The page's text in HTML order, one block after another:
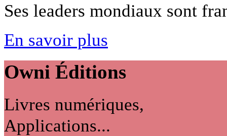
Ses leaders mondiaux sont
En savoir plus
Owni Éditions
Livres numériques,
Applications...